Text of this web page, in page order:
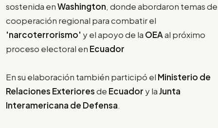
sostenida enWashington, donde abordaron temas de
cooperación regional para combatir el
'narcoterrorismo' y el apoyo de la OEAal próximo
proceso electoral en Ecuador
En su elaboración también participó el Ministerio de
Relaciones Exterioresde Ecuador y laJunta
Interamericana de Defensa.